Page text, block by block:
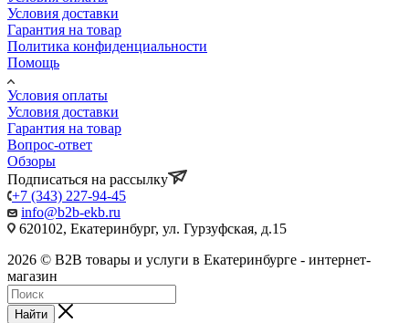
Условия доставки
Гарантия на товар
Политика конфиденциальности
Помощь
Условия оплаты
Условия доставки
Гарантия на товар
Вопрос-ответ
Обзоры
Подписаться на рассылку
+7 (343) 227-94-45
info@b2b-ekb.ru
620102, Екатеринбург, ул. Гурзуфская, д.15
2026 © B2B товары и услуги в Екатеринбурге - интернет-
магазин
Найти